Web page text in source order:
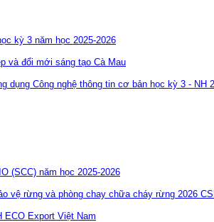
kỳ 3 năm học 2025-2026
và đổi mới sáng tạo Cà Mau
dụng Công nghệ thông tin cơ bản học kỳ 3 - NH
(SCC) năm học 2025-2026
vệ rừng và phòng chay chữa cháy rừng 2026
ECO Export Việt Nam